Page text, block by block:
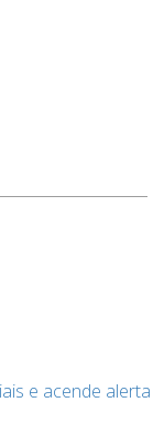
e acende alerta